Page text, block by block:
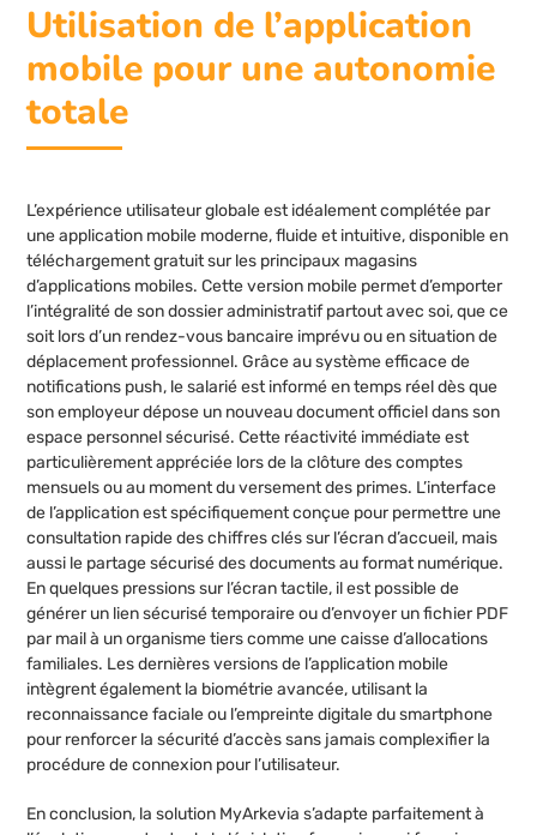
Utilisation de l’application
mobile pour une autonomie
totale
L’expérience utilisateur globale est idéalement complétée par
une application mobile moderne, fluide et intuitive, disponible en
téléchargement gratuit sur les principaux magasins
d’applications mobiles. Cette version mobile permet d’emporter
l’intégralité de son dossier administratif partout avec soi, que ce
soit lors d’un rendez-vous bancaire imprévu ou en situation de
déplacement professionnel. Grâce au système efficace de
notifications push, le salarié est informé en temps réel dès que
son employeur dépose un nouveau document officiel dans son
espace personnel sécurisé. Cette réactivité immédiate est
particulièrement appréciée lors de la clôture des comptes
mensuels ou au moment du versement des primes. L’interface
de l’application est spécifiquement conçue pour permettre une
consultation rapide des chiffres clés sur l’écran d’accueil, mais
aussi le partage sécurisé des documents au format numérique.
En quelques pressions sur l’écran tactile, il est possible de
générer un lien sécurisé temporaire ou d’envoyer un fichier PDF
par mail à un organisme tiers comme une caisse d’allocations
familiales. Les dernières versions de l’application mobile
intègrent également la biométrie avancée, utilisant la
reconnaissance faciale ou l’empreinte digitale du smartphone
pour renforcer la sécurité d’accès sans jamais complexifier la
procédure de connexion pour l’utilisateur.
En conclusion, la solution MyArkevia s’adapte parfaitement à